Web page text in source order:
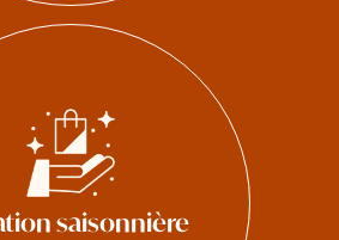
saisonnière